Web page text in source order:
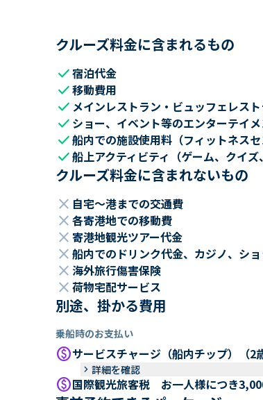
クルーズ料金に含まれるもの
check宿泊代金
check移動費用
check メインレストラン・ビュッフェレス
check ショー、イベント等のエンターテイメ
check船内での施設使用料（フィットネス
check船上アクティビティ（ゲーム、クイズ
クルーズ料金に含まれないもの
close 自宅～港までの交通費
close 各寄港地での移動費
close 寄港地観光ツアー代金
close 船内でのドリンク代金、カジノ、シ
close 海外旅行傷害保険
close 荷物宅配サービス
別途、掛かる費用
乗船時のお支払い
paidサービスチャージ（船内チップ）（2
keyboard_arrow_right 詳細を確認
paid国際観光旅客税 お一人様につき